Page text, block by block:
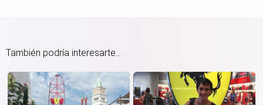
También podría interesarte...